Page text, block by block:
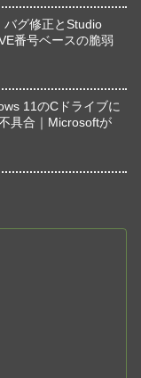
バグ修正とStudio
番号ベースの脆弱
11のCドライブに
具合｜Microsoftが